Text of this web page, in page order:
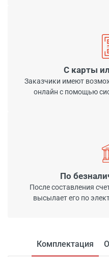
С карты
Заказчики имеют
онлайн с помощью
По
После составления
высылает его по
Комплектация